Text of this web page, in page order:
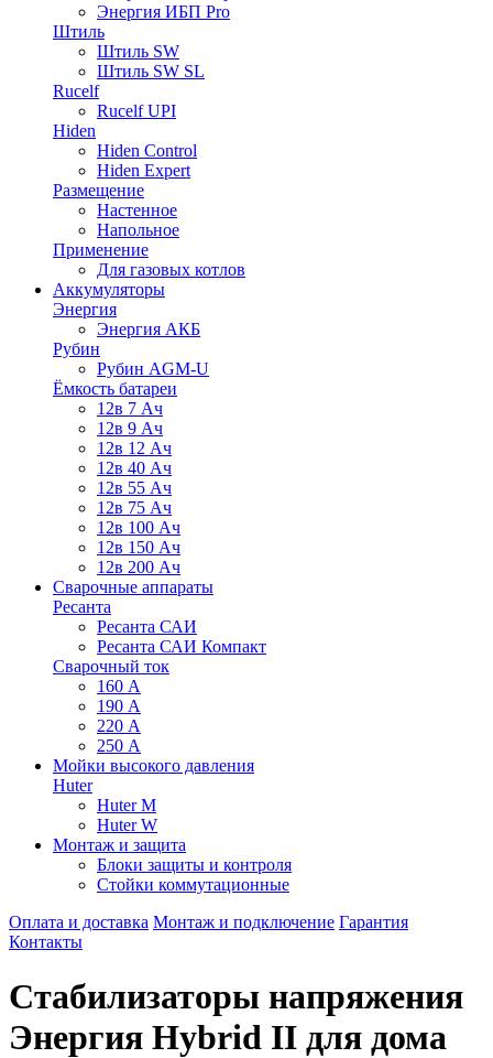
Энергия ИБП Pro
Штиль
Штиль SW
Штиль SW SL
Rucelf
Rucelf UPI
Hiden
Hiden Control
Hiden Expert
Размещение
Настенное
Напольное
Применение
Для газовых котлов
Аккумуляторы
Энергия
Энергия АКБ
Рубин
Рубин AGM-U
Ёмкость батареи
12в 7 Ач
12в 9 Ач
12в 12 Ач
12в 40 Ач
12в 55 Ач
12в 75 Ач
12в 100 Ач
12в 150 Ач
12в 200 Ач
Сварочные аппараты
Ресанта
Ресанта САИ
Ресанта САИ Компакт
Сварочный ток
160 А
190 А
220 А
250 А
Мойки высокого давления
Huter
Huter M
Huter W
Монтаж и защита
Блоки защиты и контроля
Стойки коммутационные
Оплата и доставка Монтаж и подключение Гарантия
Контакты
Стабилизаторы напряжения
Энергия Hybrid II для дома